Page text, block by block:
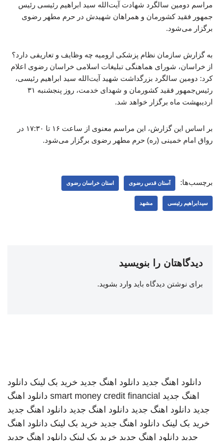
مراسم دومین سالگرد شهادت آیت‌الله سید ابراهیم رئیسی رئیس
جمهور فقید کشورمان و همراهان شهیدش در حرم مطهر رضوی
برگزار می‌شود.
به گزارش سازمان نظام پزشکی ارومیه چه وظایف و تعاریفی دارد؟
از خراسان، شورای هماهنگی تبلیغات اسلامی خراسان رضوی اعلام
کرد: دومین سالگرد بزرگداشت شهید آیت‌الله سید ابراهیم رئیسی،
رئیس‌جمهور فقید کشورمان و شهدای خدمت، روز پنجشنبه ۳۱
اردیبهشت ماه برگزار خواهد شد.
بر اساس این گزارش، این مراسم معنوی از ساعت ۱۶ تا ۱۷:۳۰ در
رواق امام خمینی (ره) حرم مطهر رضوی برگزار می‌شود.
برچسب‌ها: آستان قدس رضوی استان خراسان رضوی
سیدابراهیم رئیسی مشهد
دیدگاهتان را بنویسید
برای نوشتن دیدگاه باید وارد بشوید.
دانلود اهنگ جدید دانلود اهنگ جدید خرید بک لینک دانلود
اهنگ جدید smart money credit financial دانلود اهنگ
جدید دانلود اهنگ جدید دانلود اهنگ جدید دانلود اهنگ جدید
خرید بک لینک دانلود اهنگ جدید خرید بک لینک دانلود اهنگ
جدید دانلود اهنگ جدید خرید بک لینک دانلود اهنگ جدید